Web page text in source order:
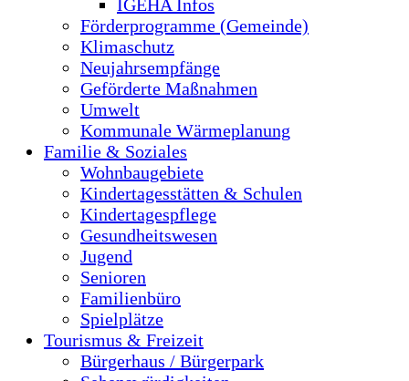
IGEHA Infos
Förderprogramme (Gemeinde)
Klimaschutz
Neujahrsempfänge
Geförderte Maßnahmen
Umwelt
Kommunale Wärmeplanung
Familie & Soziales
Wohnbaugebiete
Kindertagesstätten & Schulen
Kindertagespflege
Gesundheitswesen
Jugend
Senioren
Familienbüro
Spielplätze
Tourismus & Freizeit
Bürgerhaus / Bürgerpark